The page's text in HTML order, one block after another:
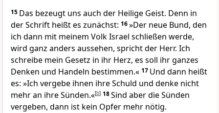
15 Das bezeugt uns auch der Heilige Geist. Denn in
der Schrift heißt es zunächst: 16»Der neue Bund, den
ich dann mit meinem Volk Israel schließen werde,
wird ganz anders aussehen, spricht der Herr. Ich
schreibe mein Gesetz in ihr Herz, es soll ihr ganzes
Denken und Handeln bestimmen.« 17 Und dann heißt
es: »Ich vergebe ihnen ihre Schuld und denke nicht
mehr an ihre Sünden.«[b] 18Sind aber die Sünden
vergeben, dann ist kein Opfer mehr nötig.